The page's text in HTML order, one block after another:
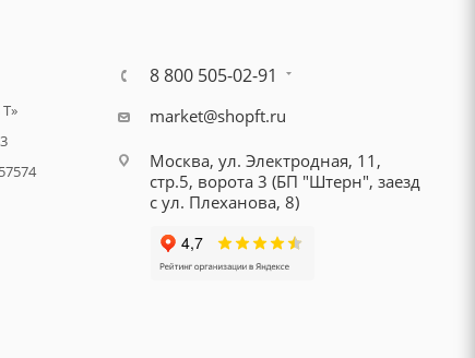
8 800 505-02-91
market@shopft.ru
Москва, ул. Электродная, 11,
стр.5, ворота 3 (БП "Штерн", заезд
с ул. Плеханова, 8)